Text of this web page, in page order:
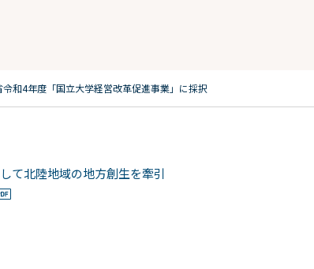
和4年度「国立大学経営改革促進事業」に採択
て北陸地域の地方創生を牽引